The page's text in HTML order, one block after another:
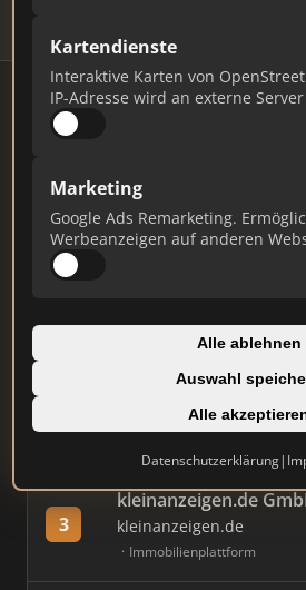
Kartendienste
Interaktive Karten von
IP-Adresse wird an externe
Marketing
Google Ads Remarketing.
Werbeanzeigen auf anderen
Alle ablehnen
Auswahl
Alle
Datenschutzerklärung|
# MAKLER / FIRMA
1 immobilienscout24.de
Immobilienplattform
AVIV Germany GmbH
immowelt.de
3
kleinanzeigen.de
kleinanzeigen.de
Immobilienplattform